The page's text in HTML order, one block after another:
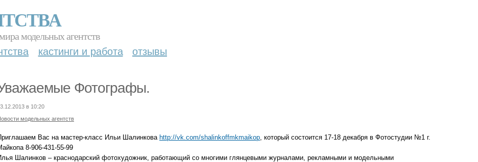
модельных агентств
кастинги и работа отзывы
Фотографы.
в 10:20
модельных агентств
Вас на мастер-класс Ильи Шалинкова http://vk.com/shalinkoffmkmaikop , который состоится 17-18 декабря в Фотостудии №1 г.
8-906-431-55-99
Шалинков – краснодарский фотохудожник, работающий со многими глянцевыми журналами, рекламными и модельными